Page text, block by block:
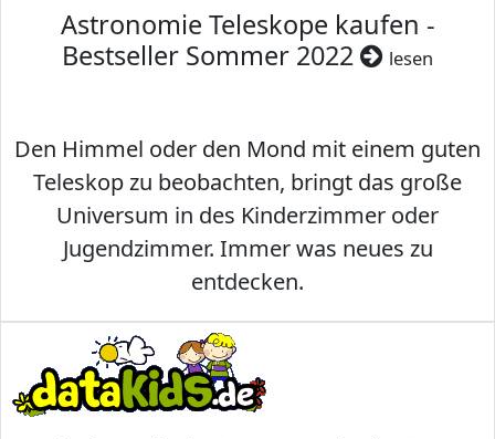
Astronomie Teleskope kaufen -
Bestseller Sommer 2022
lesen
Den Himmel oder den Mond mit einem guten
Teleskop zu beobachten, bringt das große
Universum in des Kinderzimmer oder
Jugendzimmer. Immer was neues zu
entdecken.